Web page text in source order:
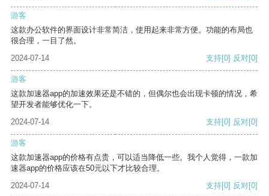
游客
这款办公软件的界面设计非常简洁，使用起来非常方便。功能的布局也
很合理，一目了然。
2024-07-14
支持[0] 反对[0]
游客
这款加速器app的加速效果还是不错的，但偶尔也会出现卡顿的情况，希
望开发者能够优化一下。
2024-07-14
支持[0] 反对[0]
游客
这款加速器app的价格有点贵，可以适当降低一些。我个人觉得，一款加
速器app的价格应该在50元以下才比较合理。
2024-07-14
支持[0] 反对[0]